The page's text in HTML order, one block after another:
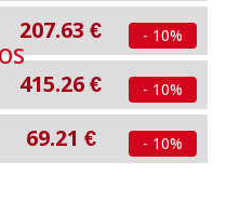
207.63 € - 10%
415.26 € - 10%
69.21 € - 10%